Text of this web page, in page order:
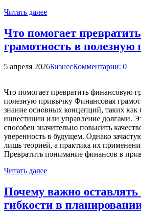
Читать далее
Что помогает
грамотность в
5 апреля 2026БизнесКомментарии: 0
Что помогает превратить финансовую
полезную привычку Финансовая
знание основных концепций, таких как
инвестиции или управление долгами.
способен значительно повысить
уверенность в будущем. Однако
лишь теорией, а практика их
Превратить понимание финансов в
Читать далее
Почему важно оставлять
гибкости в